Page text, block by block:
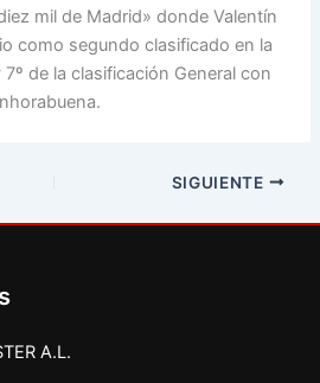
mil de Madrid» donde Valentín
como segundo clasificado en la
de la clasificación General con
SIGUIENTE
A.L.